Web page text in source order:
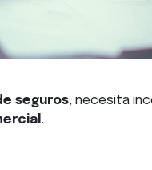
seguros, necesita
.